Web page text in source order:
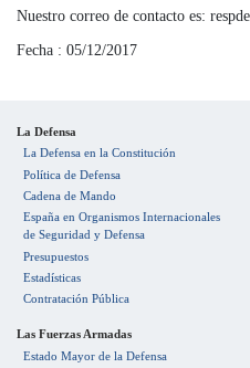
Nuestro correo de contacto es:
Fecha : 05/12/2017
La Defensa
La Defensa en la Constitución
Política de Defensa
Cadena de Mando
España en Organismos Internacionales
de Seguridad y Defensa
Presupuestos
Estadísticas
Contratación Pública
Las Fuerzas Armadas
Estado Mayor de la Defensa